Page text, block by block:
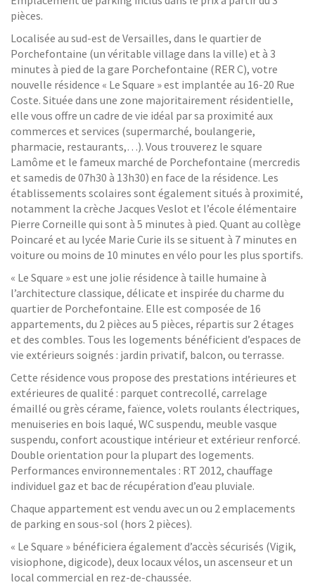
pièces.
Localisée au sud-est de Versailles, dans le quartier de
Porchefontaine (un véritable village dans la ville) et à 3
minutes à pied de la gare Porchefontaine (RER C), votre
nouvelle résidence « Le Square » est implantée au 16-20 Rue
Coste. Située dans une zone majoritairement résidentielle,
elle vous offre un cadre de vie idéal par sa proximité aux
commerces et services (supermarché, boulangerie,
pharmacie, restaurants,…). Vous trouverez le square
Lamôme et le fameux marché de Porchefontaine (mercredis
et samedis de 07h30 à 13h30) en face de la résidence. Les
établissements scolaires sont également situés à proximité,
notamment la crèche Jacques Veslot et l’école élémentaire
Pierre Corneille qui sont à 5 minutes à pied. Quant au collège
Poincaré et au lycée Marie Curie ils se situent à 7 minutes en
voiture ou moins de 10 minutes en vélo pour les plus sportifs.
« Le Square » est une jolie résidence à taille humaine à
l’architecture classique, délicate et inspirée du charme du
quartier de Porchefontaine. Elle est composée de 16
appartements, du 2 pièces au 5 pièces, répartis sur 2 étages
et des combles. Tous les logements bénéficient d’espaces de
vie extérieurs soignés : jardin privatif, balcon, ou terrasse.
Cette résidence vous propose des prestations intérieures et
extérieures de qualité : parquet contrecollé, carrelage
émaillé ou grès cérame, faïence, volets roulants électriques,
menuiseries en bois laqué, WC suspendu, meuble vasque
suspendu, confort acoustique intérieur et extérieur renforcé.
Double orientation pour la plupart des logements.
Performances environnementales : RT 2012, chauffage
individuel gaz et bac de récupération d’eau pluviale.
Chaque appartement est vendu avec un ou 2 emplacements
de parking en sous-sol (hors 2 pièces).
« Le Square » bénéficiera également d’accès sécurisés (Vigik,
visiophone, digicode), deux locaux vélos, un ascenseur et un
local commercial en rez-de-chaussée.